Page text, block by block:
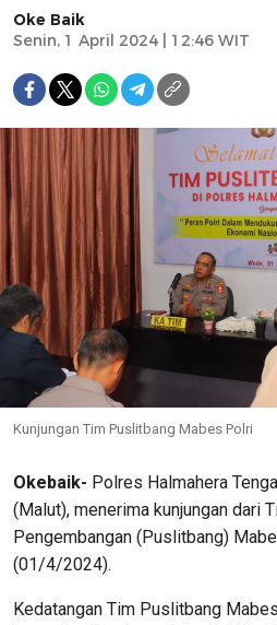
Oke Baik
Senin, 1 April 2024 | 12:46 WIT
Kunjungan Tim Puslitbang Mabes Polri
Okebaik- Polres Halmahera
(Malut), menerima kunjungan dari
Pengembangan (Puslitbang)
(01/4/2024).
Kedatangan Tim Puslitbang